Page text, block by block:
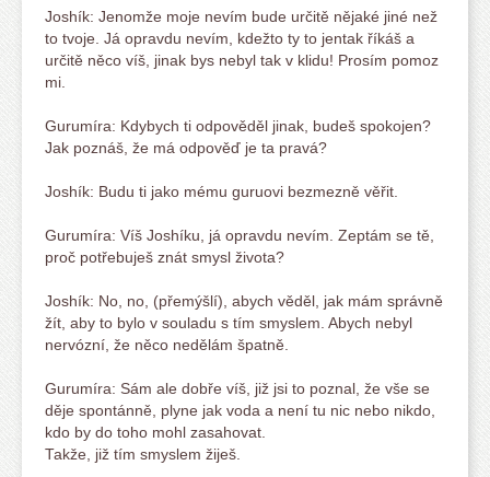
Joshík: Jenomže moje nevím bude určitě nějaké jiné než
to tvoje. Já opravdu nevím, kdežto ty to jentak říkáš a
určitě něco víš, jinak bys nebyl tak v klidu! Prosím pomoz
mi.
Gurumíra: Kdybych ti odpověděl jinak, budeš spokojen?
Jak poznáš, že má odpověď je ta pravá?
Joshík: Budu ti jako mému guruovi bezmezně věřit.
Gurumíra: Víš Joshíku, já opravdu nevím. Zeptám se tě,
proč potřebuješ znát smysl života?
Joshík: No, no, (přemýšlí), abych věděl, jak mám správně
žít, aby to bylo v souladu s tím smyslem. Abych nebyl
nervózní, že něco nedělám špatně.
Gurumíra: Sám ale dobře víš, již jsi to poznal, že vše se
děje spontánně, plyne jak voda a není tu nic nebo nikdo,
kdo by do toho mohl zasahovat.
Takže, již tím smyslem žiješ.